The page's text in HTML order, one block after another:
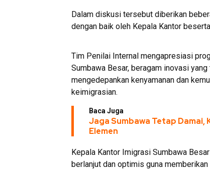
Dalam diskusi tersebut diberikan
dengan baik oleh Kepala Kantor
Tim Penilai Internal mengapresiasi
Sumbawa Besar, beragam inovasi
mengedepankan kenyamanan dan
keimigrasian.
Baca Juga
Jaga Sumbawa Tetap
Elemen
Kepala Kantor Imigrasi Sumbawa
berlanjut dan optimis guna